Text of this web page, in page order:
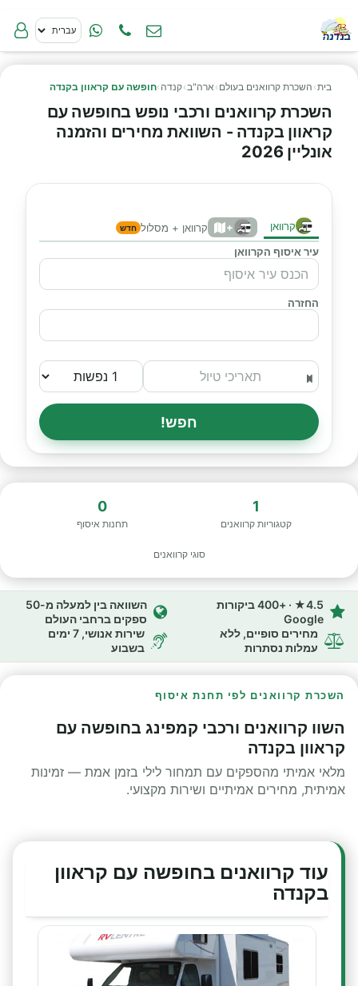
בית› השכרת קרוואנים בעולם › ארה"ב›קנדה ›חופשה עם קראוון בקנדה
השכרת קרוואנים ורכבי נופש בחופשה עם
קראוון בקנדה - השוואת מחירים והזמנה
אונליין 2026
קרוואן + קרוואן + מסלול חדש
עיר איסוף הקרוואן
החזרה
חפש!
1
קטגוריות קרוואנים
0
תחנות איסוף
סוגי קרוואנים
4.5★ · +400 ביקורות
Google
השוואה בין למעלה מ-50
ספקים ברחבי העולם
מחירים סופיים, ללא
עמלות נסתרות
שירות אנושי, 7 ימים
בשבוע
השכרת קרוואנים לפי תחנת איסוף
השוו קרוואנים ורכבי קמפינג בחופשה עם
קראוון בקנדה
מלאי אמיתי מהספקים עם תמחור לילי בזמן אמת — זמינות
אמיתית, מחירים אמיתיים ושירות מקצועי.
עוד קרוואנים בחופשה עם קראוון
בקנדה